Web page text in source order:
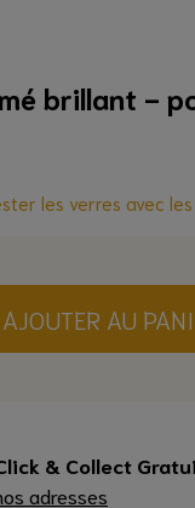
brillant -
les verres avec
AJOUTER AU
& Collect
adresses